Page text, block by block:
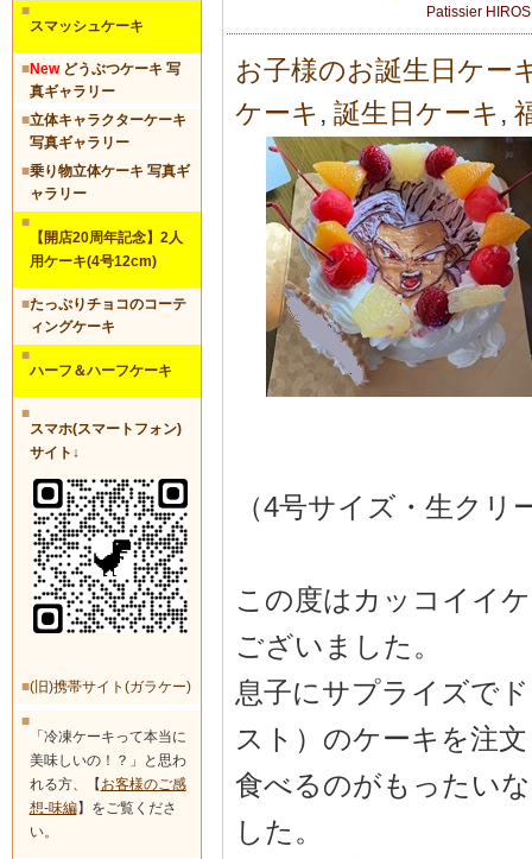
■
スマッシュケーキ
■Newどうぶつケーキ 写
真ギャラリー
■立体キャラクターケーキ
写真ギャラリー
■乗り物立体ケーキ 写真ギ
ャラリー
■
【開店20周年記念】2人
用ケーキ(4号12cm)
■たっぷりチョコのコーテ
ィングケーキ
■
ハーフ＆ハーフケーキ
■
スマホ(スマートフォン)
サイト↓
■(旧)携帯サイト(ガラケー)
■
「冷凍ケーキって本当に
美味しいの！？」と思わ
れる方、【 お客様のご感
想-味編】をご覧くださ
い。
Patissier
お子様のお誕生日ケー
ケーキ , 誕生日ケーキ ,
（4号サイズ・生ク
この度はカッコイイ
ございました。
息子にサプライズで
スト） のケーキを注
食べるのがもったい
した。